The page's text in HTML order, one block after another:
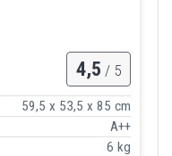
4,5 / 5
59,5 x 53,5 x 85 cm
A++
6 kg